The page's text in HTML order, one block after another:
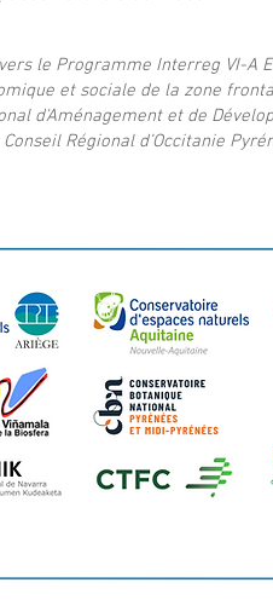
le Programme Interreg VI-A
et sociale de la zone
d'Aménagement et de
Régional d’Occitanie